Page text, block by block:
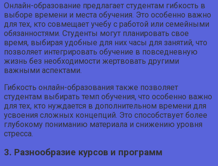
Онлайн-образование предлагает студентам гибкость в
выборе времени и места обучения. Это особенно важно
для тех, кто совмещает учебу с работой или семейными
обязанностями. Студенты могут планировать свое
время, выбирая удобные для них часы для занятий, что
позволяет интегрировать обучение в повседневную
жизнь без необходимости жертвовать другими
важными аспектами.
Гибкость онлайн-образования также позволяет
студентам выбирать темп обучения, что особенно важно
для тех, кто нуждается в дополнительном времени для
усвоения сложных концепций. Это способствует более
глубокому пониманию материала и снижению уровня
стресса.
3. Разнообразие курсов и программ